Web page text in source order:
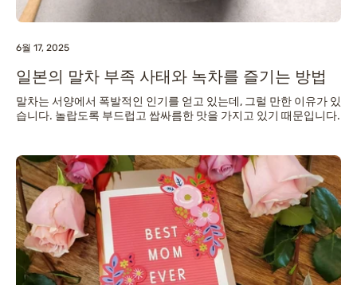
6월 17, 2025
일본의 말차 부족 사태와 녹차를 즐기는 방법
말차는 서양에서 폭발적인 인기를 얻고 있는데, 그럴 만한 이유가 있
습니다. 놀랍도록 부드럽고 쌉싸름한 맛을 가지고 있기 때문입니다.